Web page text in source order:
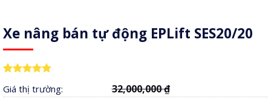
Xe nâng bán tự động EPLift SES20/20
dựa trên
Giá thị trường: 32,000,000₫